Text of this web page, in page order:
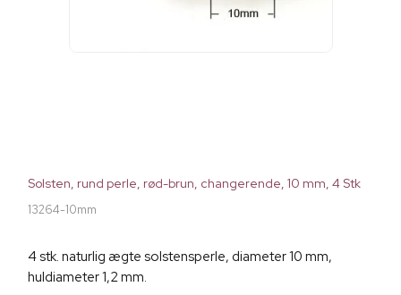
Solsten, rund perle, rød-brun, changerende, 10 mm, 4 Stk
13264-10mm
4 stk. naturlig ægte solstensperle, diameter 10 mm,
huldiameter 1,2 mm.